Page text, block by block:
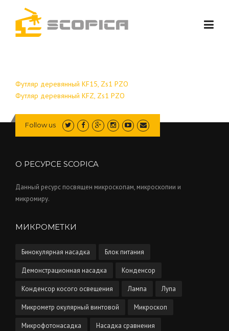
Skip to content
Футляр деревянный KF15, Zs1 PZO
Футляр деревянный KFZ, Zs1 PZO
Follow us
О РЕСУРСЕ SCOPICA
Данный ресурс посвящен микроскопам, микроскопии и
микромиру.
МИКРОМЕТКИ
Бинокулярная насадка Блок питания
Демонстрационная насадка Конденсор
Конденсор косого освещения Лампа Лупа
Микрометр окулярный винтовой Микроскоп
Микрофотонасадка Насадка сравнения